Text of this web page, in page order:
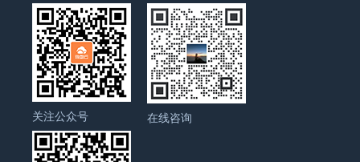
造业企业提供专业的海外整合营销整体解决方案,是国
内唯一一款打通外贸营销及销售管理环节的营销工
具，通过SEO、SEM能够有效帮助企业广告进行精准
投放从而提高获客效率，降低获客成本。并且先后与
Google、 Bing、 Yandex、 Facebook、 LinkedIn、
Twitter 等全球知名的互联网公司建立合作关系，成为
他们在中国地区的核心授权合作伙伴。
关注公众号 在线咨询